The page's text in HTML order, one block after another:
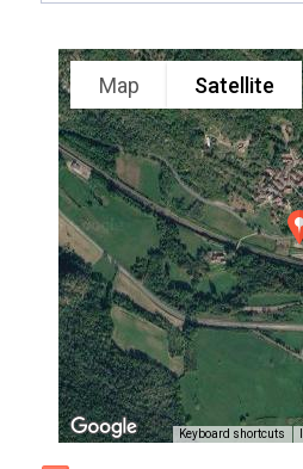
Map Satellite
Keyboard shortcuts